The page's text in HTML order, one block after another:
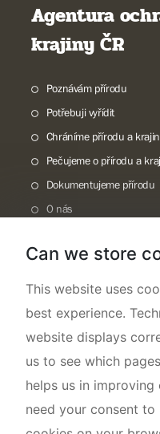
Agentura
krajiny ČR
Poznávám přírodu
Potřebuji vyřídit
Chráníme přírodu a
Pečujeme o přírodu a
Dokumentujeme přírodu
O nás
Can we store
This website uses
best experience.
website displays
us to see which
helps us in improving
need your consent